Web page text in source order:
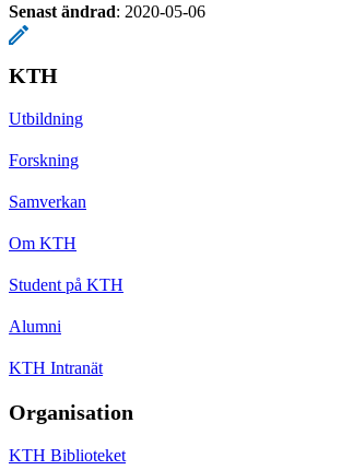
Senast ändrad: 2020-05-06
KTH
Utbildning
Forskning
Samverkan
Om KTH
Student på KTH
Alumni
KTH Intranät
Organisation
KTH Biblioteket